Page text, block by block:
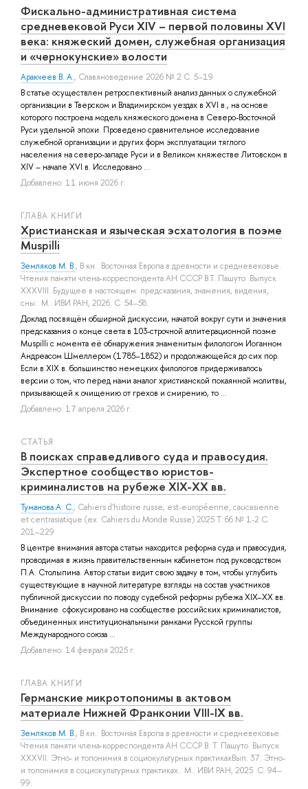
Фискально-административная система
средневековой Руси XIV – первой половины XVI
века: княжеский домен, служебная организация
и «чернокунские» волости
Аракчеев В. А., Славяноведение 2026 № 2 С. 5–19
В статье осуществлен ретроспективный анализ данных о служебной
организации в Тверском и Владимирском уездах в XVI в., на основе
которого построена модель княжеского домена в Северо-Восточной
Руси удельной эпохи. Проведено сравнительное исследование
служебной организации и других форм эксплуатации тяглого
населения на северо-западе Руси и в Великом княжестве Литовском в
XIV – начале XVI в. Исследовано ...
Добавлено: 11 июня 2026 г.
ГЛАВА КНИГИ
Христианская и языческая эсхатология в поэме
Muspilli
Земляков М. В., В кн.: Восточная Европа в древности и средневековье.
Чтения памяти члена-корреспондента АН СССР В.Т. Пашуто. Выпуск
XXXVIII. Будущее в настоящем: предсказания, знамения, видения,
сны.: М.: ИВИ РАН, 2026. С. 54–58.
Доклад посвящён обширной дискуссии, начатой вокруг сути и значения
предсказания о конце света в 103-строчной аллитерационной поэме
Muspilli с момента её обнаружения знаменитым филологом Иоганном
Андреасом Шмеллером (1785–1852) и продолжающейся до сих пор.
Если в XIX в. большинство немецких филологов придерживалось
версии о том, что перед нами аналог христианской покаянной молитвы,
призывающей к очищению от грехов и смирению, то ...
Добавлено: 17 апреля 2026 г.
СТАТЬЯ
В поисках справедливого суда и правосудия.
Экспертное сообщество юристов-
криминалистов на рубеже XIX-XX вв.
Туманова А. С., Cahiers d'histoire russe, est-européenne, caucasienne
et centrasiatique (ex. Cahiers du Monde Russe) 2025 Т. 66 № 1-2 С.
201–229
В центре внимания автора статьи находится реформа суда и правосудия,
проводимая в жизнь правительственным кабинетом под руководством
П.А. Столыпина. Автор статьи видит свою задачу в том, чтобы углубить
существующие в научной литературе взгляды на состав участников
публичной дискуссии по поводу судебной реформы рубежа XIX–XX вв.
Внимание сфокусировано на сообществе российских криминалистов,
объединенных институциональными рамками Русской группы
Международного союза ...
Добавлено: 14 февраля 2025 г.
ГЛАВА КНИГИ
Германские микротопонимы в актовом
материале Нижней Франконии VIII-IX вв.
Земляков М. В., В кн.: Восточная Европа в древности и средневековье.
Чтения памяти члена-корреспондента АН СССР В. Т. Пашуто. Выпуск
XXXVII. Этно- и топонимия в социокультурных практикахВып. 37: Этно-
и топонимия в социокультурных практиках.: М.: ИВИ РАН, 2025. С. 94–
99.